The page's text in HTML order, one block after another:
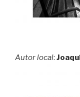
Autor local: